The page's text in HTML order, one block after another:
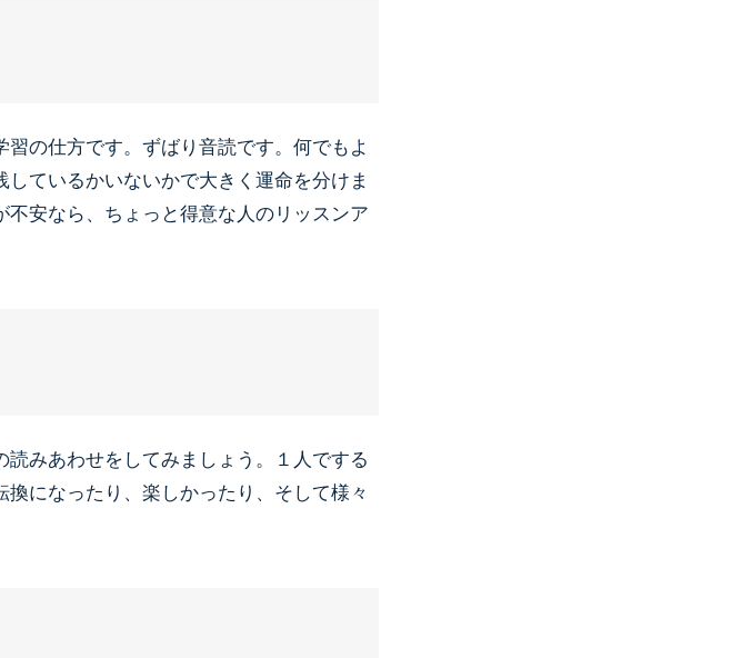
の仕方です。ずばり音読です。何でもよ
ているかいないかで大きく運命を分けま
安なら、ちょっと得意な人のリッスンア
みあわせをしてみましょう。１人でする
になったり、楽しかったり、そして様々